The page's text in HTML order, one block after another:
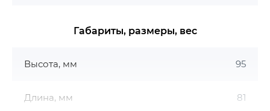
Габариты, размеры, вес
Высота, мм 95
Длина, мм 81